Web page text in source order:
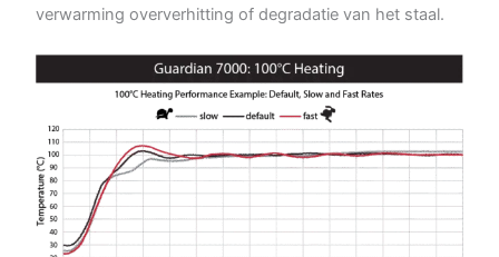
verwarming oververhitting of degradatie van het staal.